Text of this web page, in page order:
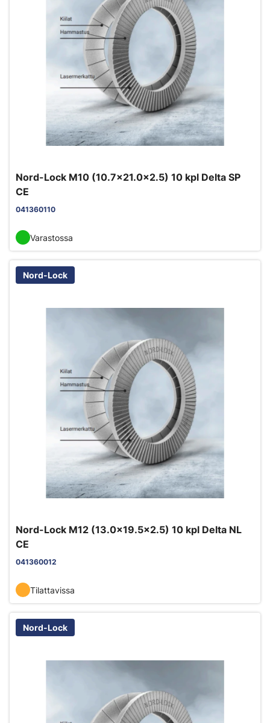
Nord-Lock M10 (10.7x21.0x2.5) 10 kpl Delta SP
CE
041360110
Varastossa
Nord-Lock
Nord-Lock M12 (13.0x19.5x2.5) 10 kpl Delta NL
CE
041360012
Tilattavissa
Nord-Lock